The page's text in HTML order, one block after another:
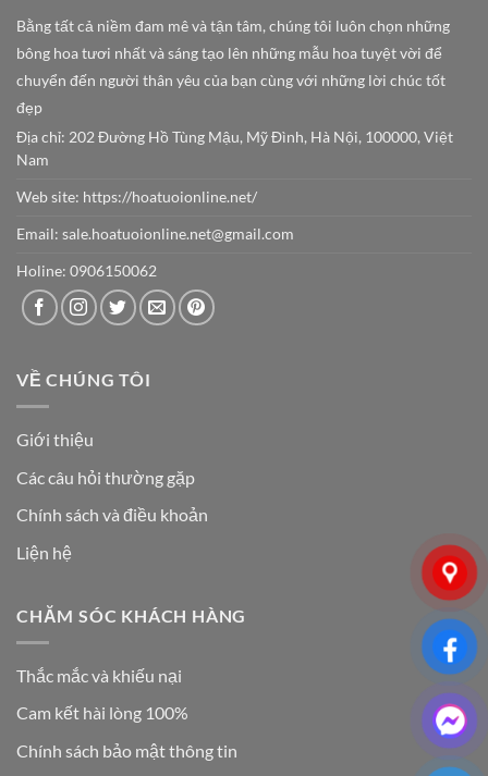
Bằng tất cả niềm đam mê và tận tâm, chúng tôi luôn chọn những
bông hoa tươi nhất và sáng tạo lên những mẫu hoa tuyệt vời để
chuyển đến người thân yêu của bạn cùng với những lời chúc tốt
đẹp
Địa chỉ: 202 Đường Hồ Tùng Mậu, Mỹ Đình, Hà Nội, 100000, Việt
Nam
Web site: https://hoatuoionline.net/
Email: sale.hoatuoionline.net@gmail.com
Holine: 0906150062
VỀ CHÚNG TÔI
Giới thiệu
Các câu hỏi thường gặp
Chính sách và điều khoản
Liện hệ
CHĂM SÓC KHÁCH HÀNG
Thắc mắc và khiếu nại
Cam kết hài lòng 100%
Chính sách bảo mật thông tin